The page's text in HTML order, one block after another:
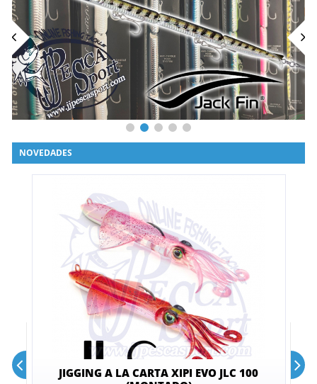
NOVEDADES
JIGGING A LA CARTA XIPI EVO JLC 100